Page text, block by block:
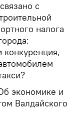
с
налога
конкуренция,
экономике и
Валдайского